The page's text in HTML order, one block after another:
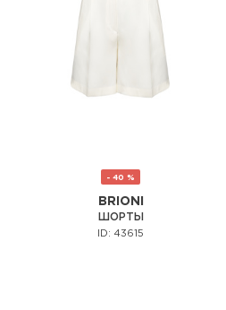
- 40 %
BRIONI
ШОРТЫ
ID: 43615